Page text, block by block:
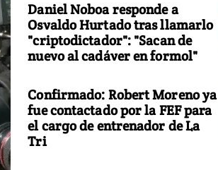
Daniel Noboa responde a
Osvaldo Hurtado tras llamarlo
"criptodictador": "Sacan de
nuevo al cadáver en formol"
Confirmado: Robert Moreno ya
fue contactado por la FEF para
el cargo de entrenador de La
Tri